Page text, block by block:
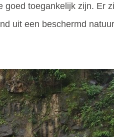
toegankelijk zijn. Er
uit een beschermd